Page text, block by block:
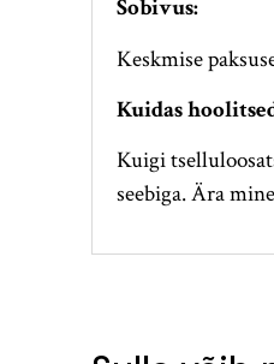
Sobivus:
Keskmise
Kuidas
Kuigi
seebiga. Ära